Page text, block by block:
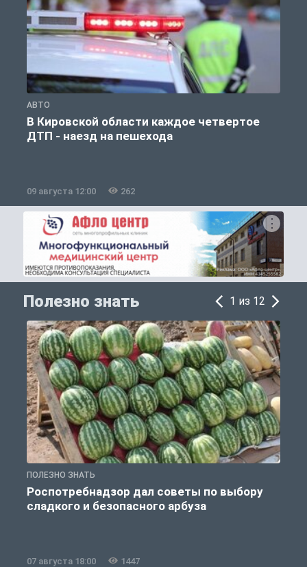
АВТО
В Кировской области каждое четвертое
ДТП - наезд на пешехода
09 августа 12:00 262
Полезно знать 1 из 12
ПОЛЕЗНО ЗНАТЬ
Роспотребнадзор дал советы по выбору
сладкого и безопасного арбуза
07 августа 18:00 1447